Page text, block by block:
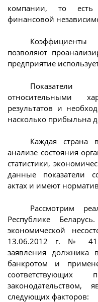
компании, то есть
финансовой
Коэффициенты
позволяют
предприятие
Показатели
относительными
результатов и
насколько прибыльна
Каждая страна
анализе состояния
статистики,
данные показатели
актах и имеют
Рассмотрим
Республике
экономической
13.06.2012 г. №
заявления должника
банкротом и
соответствующих
законодательством,
следующих факторов: